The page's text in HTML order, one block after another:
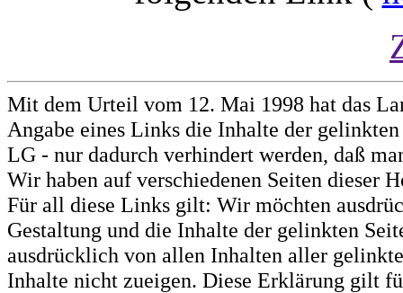
Mit dem Urteil vom 12. Mai 1998 hat das
Angabe eines Links die Inhalte der
LG - nur dadurch verhindert werden, daß
Wir haben auf verschiedenen Seiten dieser
Für all diese Links gilt: Wir möchten
Gestaltung und die Inhalte der gelinkten
ausdrücklich von allen Inhalten aller
Inhalte nicht zueigen. Diese Erklärung gilt